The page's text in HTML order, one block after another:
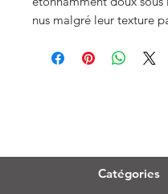
nus malgré leur texture
Catégories